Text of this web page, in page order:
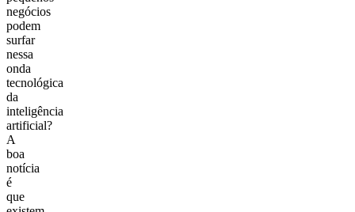
negócios
podem
surfar
nessa
onda
tecnológica
da
inteligência
artificial?
A
boa
notícia
é
que